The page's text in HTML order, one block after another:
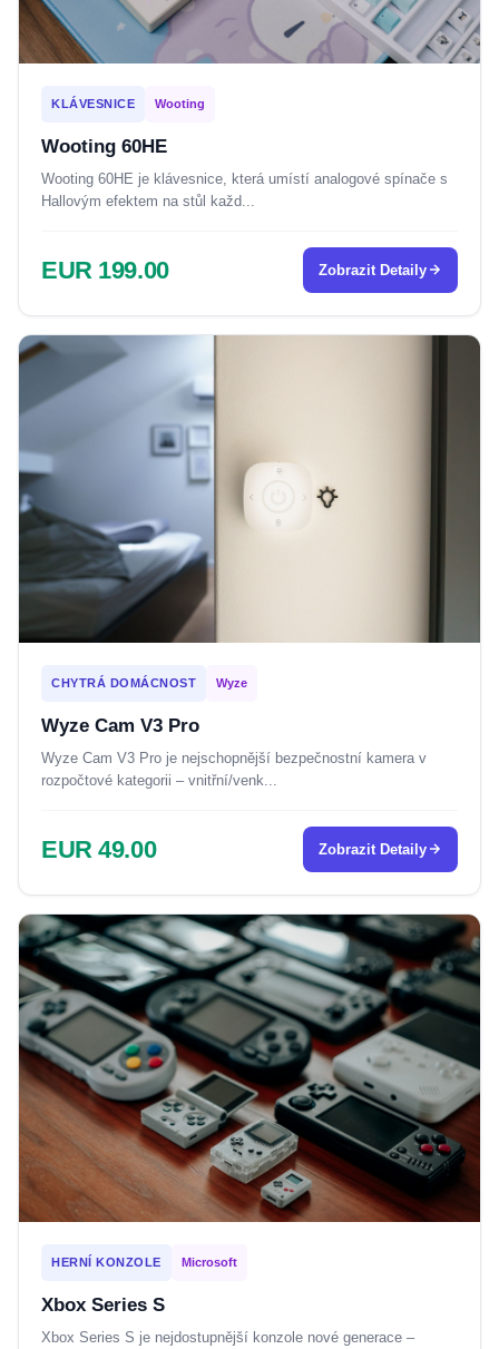
KLÁVESNICE Wooting
Wooting 60HE
Wooting 60HE je klávesnice, která umístí analogové spínače s
Hallovým efektem na stůl každ...
EUR 199.00 Zobrazit Detaily
CHYTRÁ DOMÁCNOST Wyze
Wyze Cam V3 Pro
Wyze Cam V3 Pro je nejschopnější bezpečnostní kamera v
rozpočtové kategorii – vnitřní/venk...
EUR 49.00 Zobrazit Detaily
HERNÍ KONZOLE Microsoft
Xbox Series S
Xbox Series S je nejdostupnější konzole nové generace –